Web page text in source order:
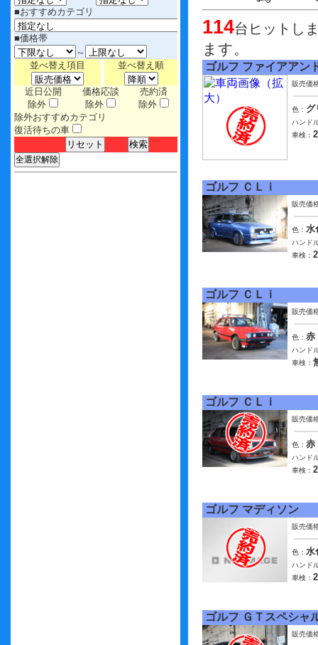
■おすすめカテゴリ
■価格帯
～
並べ替え項目
並べ替え順
近日公開
除外
価格応談
除外
売約済
除外
除外おすすめカテゴリ
復活待ちの車
114台ヒットし
ます。
ゴルフ ファイアアン
販売価
色： グ
ハンド
車検：
ゴルフ ＣＬｉ
販売価
色： 水
ハンド
車検：
ゴルフ ＣＬｉ
販売価
色： 赤
ハンド
車検：
ゴルフ ＣＬｉ
販売価
色： 赤
ハンド
車検：
ゴルフ マディソン
販売価
色： 水
ハンド
車検：
ゴルフ ＧＴスペシャ
販売価